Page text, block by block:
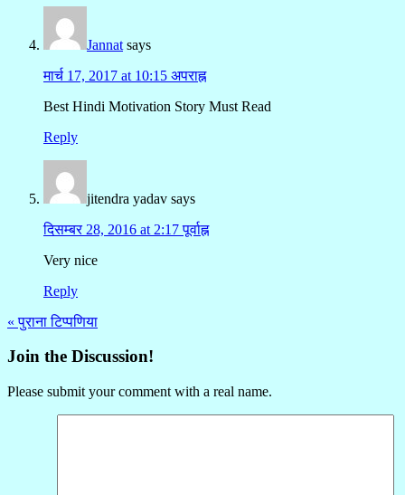
Jannat says
मार्च 17, 2017 at 10:15 अपराह्न
Best Hindi Motivation Story Must Read
Reply
jitendra yadav says
दिसम्बर 28, 2016 at 2:17 पूर्वाह्न
Very nice
Reply
« पुराना टिप्पणिया
Join the Discussion!
Please submit your comment with a real name.